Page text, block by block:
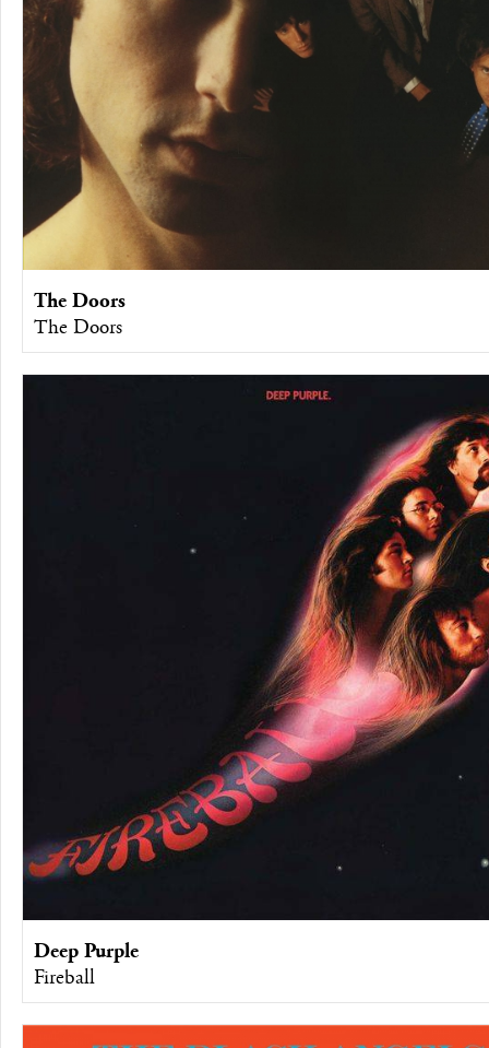
The Doors
The Doors
Deep Purple
Fireball